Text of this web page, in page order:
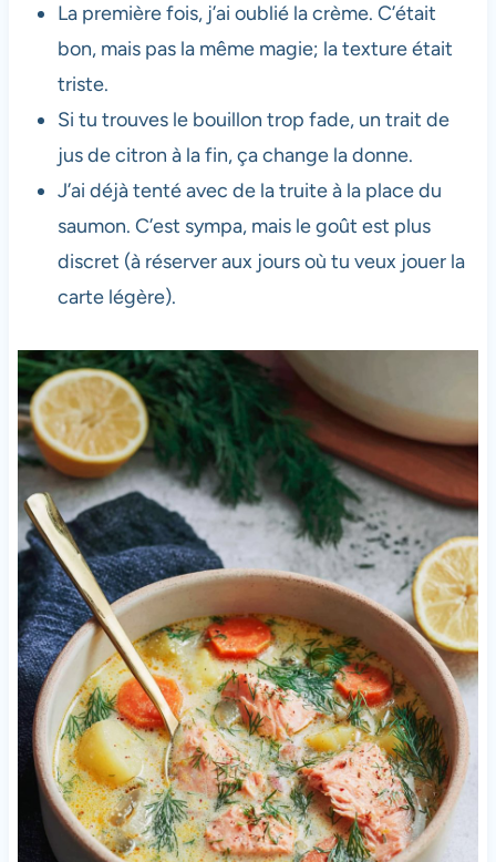
La première fois, j’ai oublié la crème. C’était
bon, mais pas la même magie; la texture était
triste.
Si tu trouves le bouillon trop fade, un trait de
jus de citron à la fin, ça change la donne.
J’ai déjà tenté avec de la truite à la place du
saumon. C’est sympa, mais le goût est plus
discret (à réserver aux jours où tu veux jouer la
carte légère).